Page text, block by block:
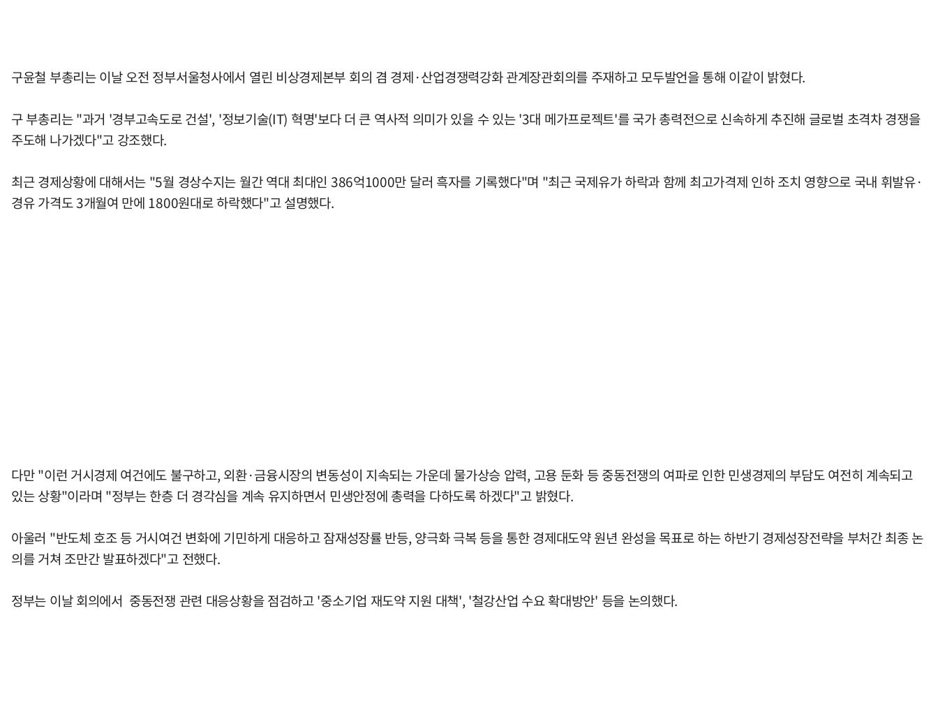
구윤철 부총리는 이날 오전 정부서울청사에서 열린 비상경제본부 회의 겸 경제·산업경쟁력강화 관계장관회의를 주재하고 모두발언을 통해 이같이 밝혔다.
구 부총리는 "과거 '경부고속도로 건설', '정보기술(IT) 혁명'보다 더 큰 역사적 의미가 있을 수 있는 '3대 메가프로젝트'를 국가 총력전으로 신속하게 추진해 글로벌 초격차 경쟁을
주도해 나가겠다"고 강조했다.
최근 경제상황에 대해서는 "5월 경상수지는 월간 역대 최대인 386억1000만 달러 흑자를 기록했다"며 "최근 국제유가 하락과 함께 최고가격제 인하 조치 영향으로 국내 휘발유·
경유 가격도 3개월여 만에 1800원대로 하락했다"고 설명했다.
다만 "이런 거시경제 여건에도 불구하고, 외환·금융시장의 변동성이 지속되는 가운데 물가상승 압력, 고용 둔화 등 중동전쟁의 여파로 인한 민생경제의 부담도 여전히 계속되고
있는 상황"이라며 "정부는 한층 더 경각심을 계속 유지하면서 민생안정에 총력을 다하도록 하겠다"고 밝혔다.
아울러 "반도체 호조 등 거시여건 변화에 기민하게 대응하고 잠재성장률 반등, 양극화 극복 등을 통한 경제대도약 원년 완성을 목표로 하는 하반기 경제성장전략을 부처간 최종 논
의를 거쳐 조만간 발표하겠다"고 전했다.
정부는 이날 회의에서 중동전쟁 관련 대응상황을 점검하고 '중소기업 재도약 지원 대책', '철강산업 수요 확대방안' 등을 논의했다.